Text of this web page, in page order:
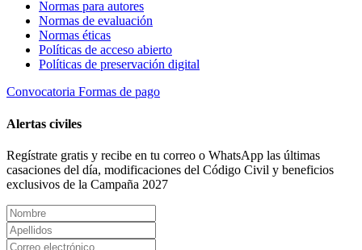
Normas para autores
Normas de evaluación
Normas éticas
Políticas de acceso abierto
Políticas de preservación digital
Convocatoria Formas de pago
Alertas civiles
Regístrate gratis y recibe en tu correo o WhatsApp las últimas
casaciones del día, modificaciones del Código Civil y beneficios
exclusivos de la Campaña 2027